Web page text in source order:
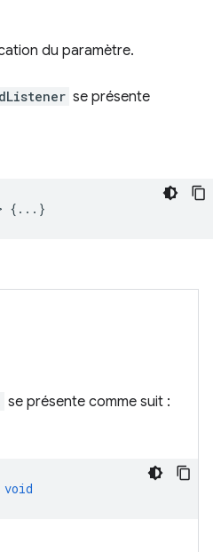
du paramètre.
se présente
{...}
se présente comme suit :
void